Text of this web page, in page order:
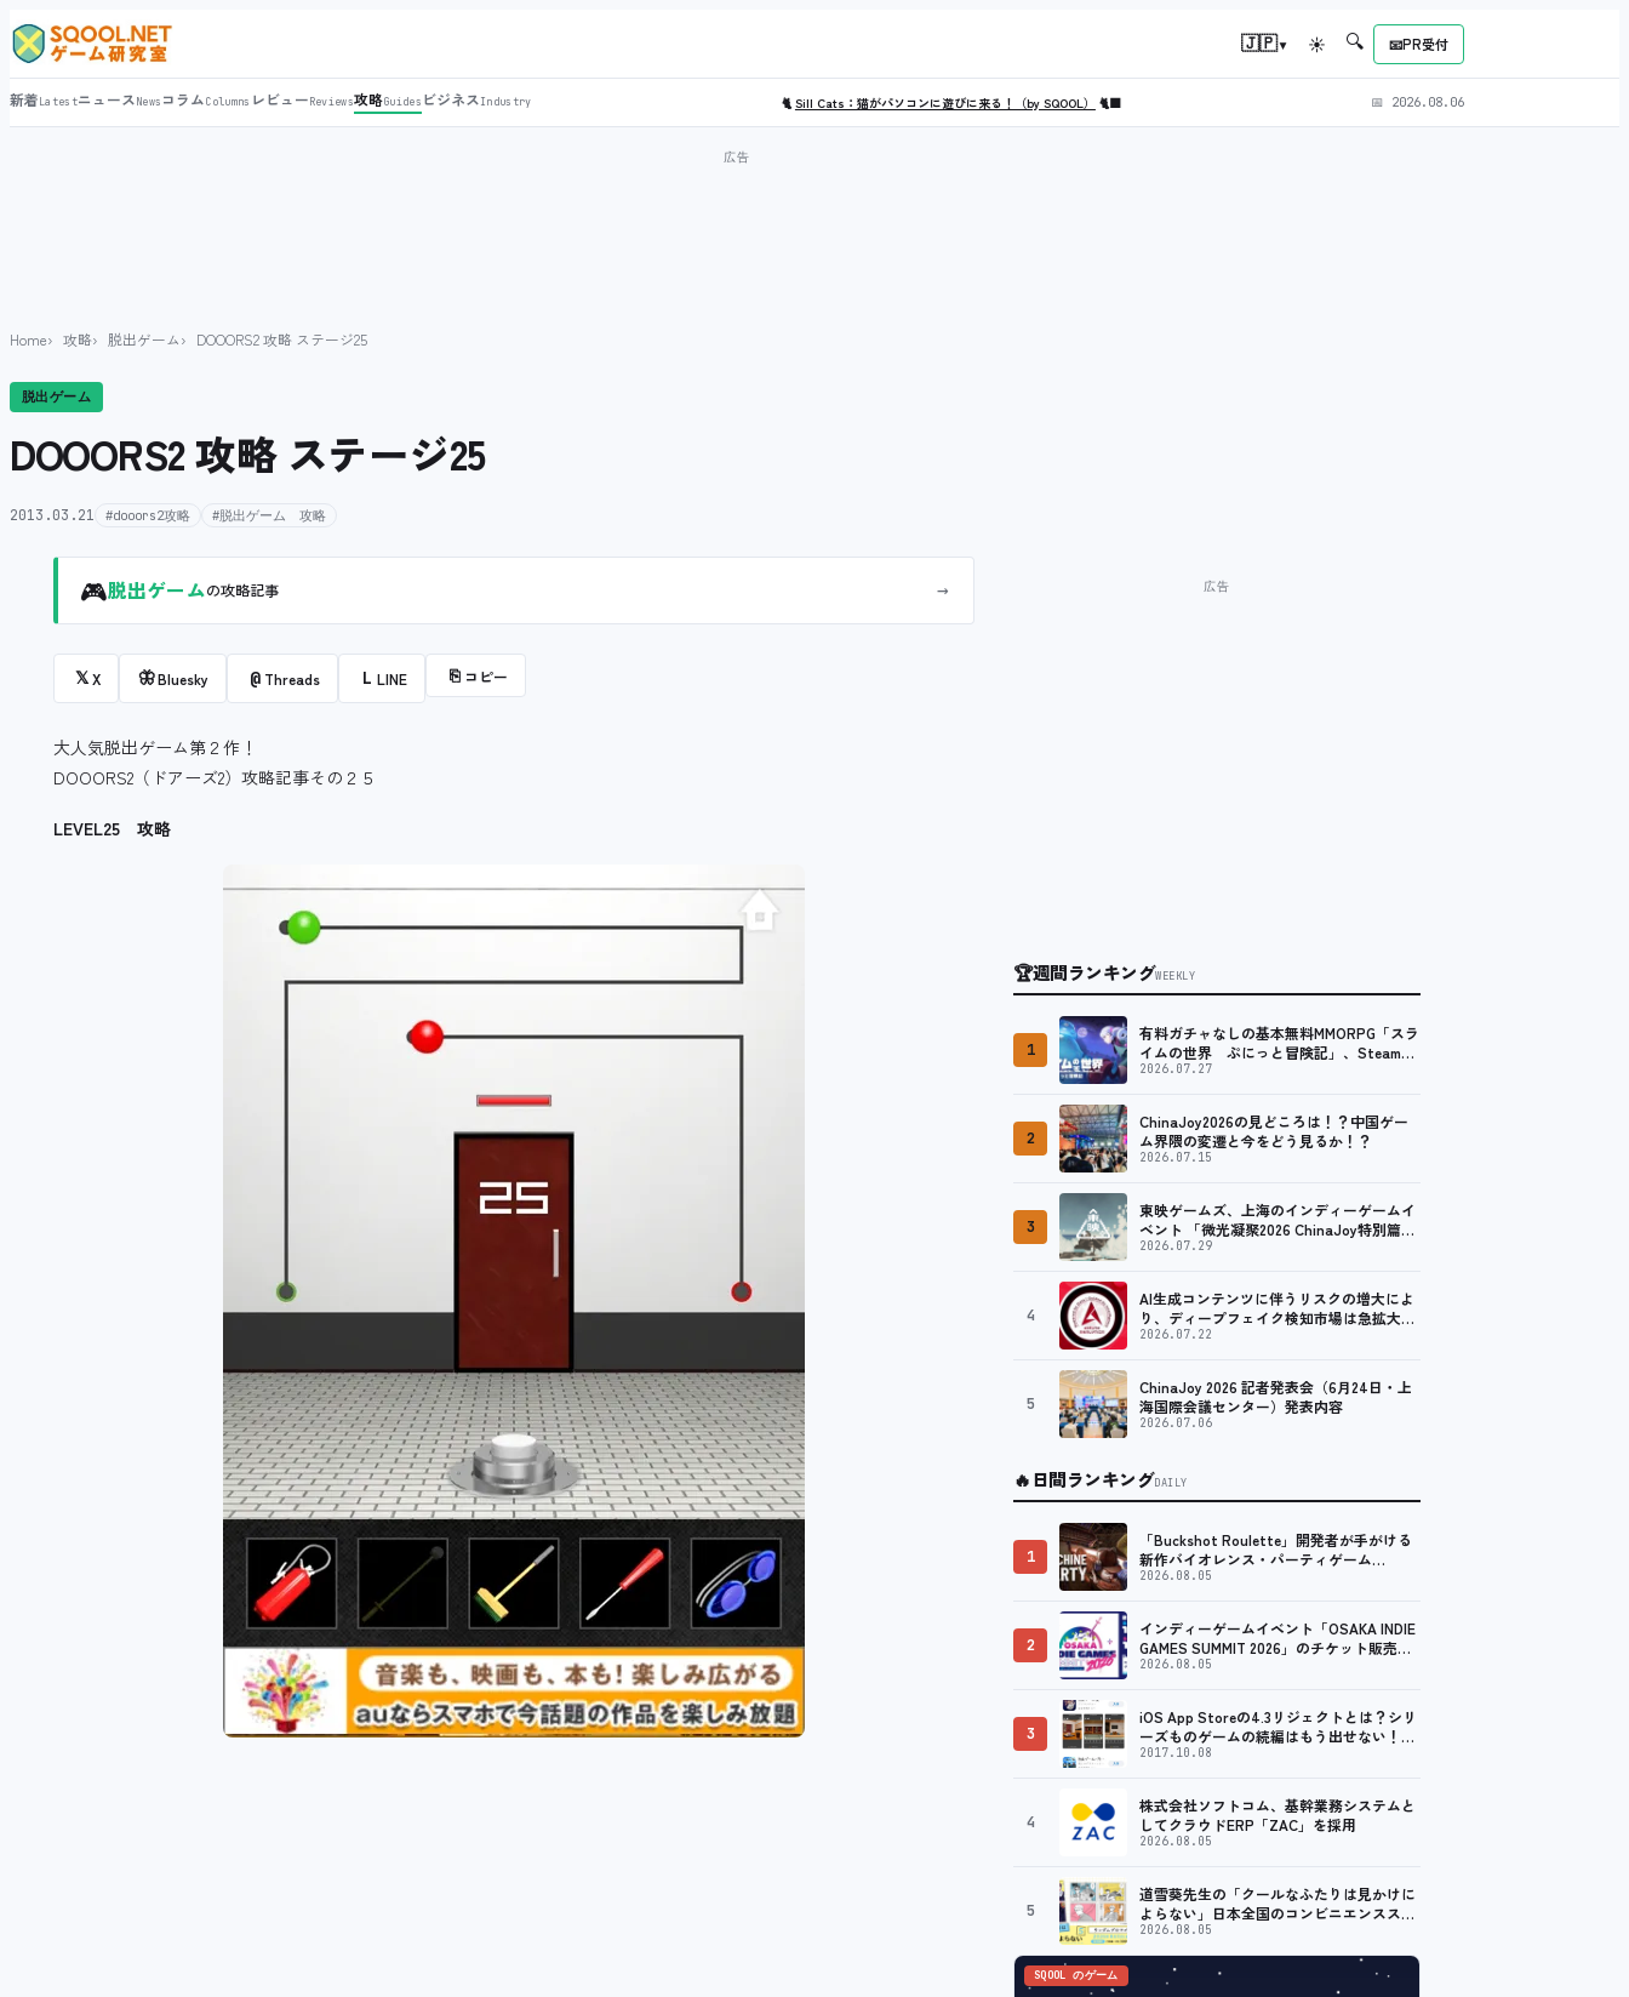
🇯🇵▾ ☀ 🔍 📧PR受付
新着LatestニュースNews コラムColumns レビューReviews攻略Guides ビジネスIndustry 🐈Sill Cats：猫がパソコンに遊びに来る！（by SQOOL） 🐈‍⬛ 📅 2026.08.06
Home 攻略 脱出ゲーム DOOORS2 攻略 ステージ25
脱出ゲーム
DOOORS2 攻略 ステージ25
2013.03.21 #dooors2攻略 #脱出ゲーム 攻略
🎮脱出ゲームの攻略記事 →
𝕏X 🦋Bluesky @ Threads L LINE ⎘ コピー
大人気脱出ゲーム第２作！
DOOORS2（ドアーズ2）攻略記事その２５
LEVEL25 攻略
🏆週間ランキングWEEKLY
1
有料ガチャなしの基本無料MMORPG「スラ
イムの世界 ぷにっと冒険記」、Steam向
けの無料体験版が8月末に配信決定
2026.07.27
2
ChinaJoy2026の見どころは！？中国ゲー
ム界隈の変遷と今をどう見るか！？
2026.07.15
3
東映ゲームズ、上海のインディーゲームイ
ベント 「微光凝聚2026 ChinaJoy特別篇」
に登壇！
2026.07.29
4
AI生成コンテンツに伴うリスクの増大によ
り、ディープフェイク検知市場は急拡大
し、2035年には90億米ドルに達する見通し
2026.07.22
5
ChinaJoy 2026 記者発表会（6月24日・上
海国際会議センター）発表内容
2026.07.06
🔥日間ランキングDAILY
1
「Buckshot Roulette」開発者が手がける
新作バイオレンス・パーティゲーム
「Machine Party」がSteam向けに配信開
2026.08.05
2
インディーゲームイベント「OSAKA INDIE
GAMES SUMMIT 2026」のチケット販売が
スタート。出展コンテンツ情報も公開
2026.08.05
3
iOS App Storeの4.3リジェクトとは？シリ
ーズものゲームの続編はもう出せない！？
脱出ゲームで相次ぐリジェクト
2017.10.08
4
株式会社ソフトコム、基幹業務システムと
してクラウドERP「ZAC」を採用
2026.08.05
5
道雪葵先生の「クールなふたりは見かけに
よらない」日本全国のコンビニエンススト
アを中心とするマルチコピー機内の「イン
クルーズプリント」にてランダムブロマイ
ド第5弾が販売開始！
2026.08.05
SQOOL のゲーム